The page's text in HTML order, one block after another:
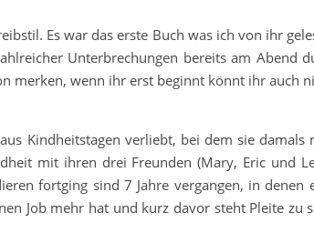
Es war das erste Buch was ich von ihr
Unterbrechungen bereits am Abend
merken, wenn ihr erst beginnt könnt ihr auch
Kindheitstagen verliebt, bei dem sie
mit ihren drei Freunden (Mary, Eric und
fortging sind 7 Jahre vergangen, in denen
Job mehr hat und kurz davor steht Pleite zu